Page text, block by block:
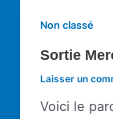
Non classé
Sortie
Laisser un
Voici le